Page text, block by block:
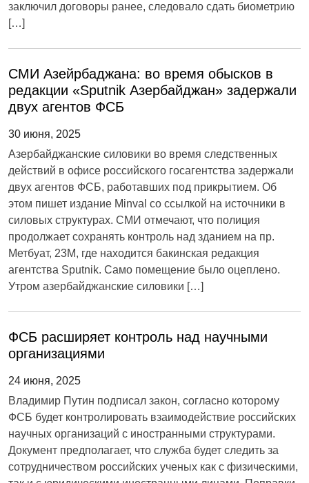
заключил договоры ранее, следовало сдать биометрию
[…]
СМИ Азейрбаджана: во время обысков в
редакции «Sputnik Азербайджан» задержали
двух агентов ФСБ
30 июня, 2025
Азербайджанские силовики во время следственных
действий в офисе российского госагентства задержали
двух агентов ФСБ, работавших под прикрытием. Об
этом пишет издание Minval со ссылкой на источники в
силовых структурах. СМИ отмечают, что полиция
продолжает сохранять контроль над зданием на пр.
Метбуат, 23М, где находится бакинская редакция
агентства Sputnik. Само помещение было оцеплено.
Утром азербайджанские силовики […]
ФСБ расширяет контроль над научными
организациями
24 июня, 2025
Владимир Путин подписал закон, согласно которому
ФСБ будет контролировать взаимодействие российских
научных организаций с иностранными структурами.
Документ предполагает, что служба будет следить за
сотрудничеством российских ученых как с физическими,